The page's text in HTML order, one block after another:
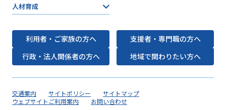
人材育成
利用者・ご家族の方へ
支援者・専門職の方へ
行政・法人関係者の方へ
地域で関わりたい方へ
交通案内 サイトポリシー
サイトマップ
ウェブサイトご利用案内
お問い合わせ